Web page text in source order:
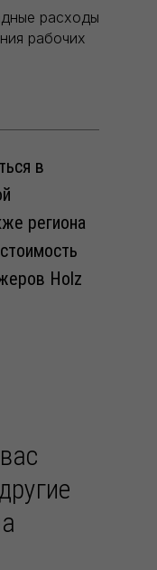
расходы
рабочих
в
региона
Holz